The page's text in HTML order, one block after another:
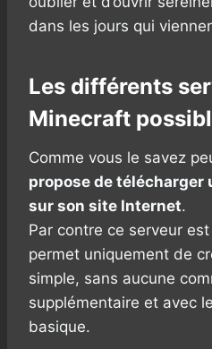
dans les jours qui
Les différents
Minecraft
Comme vous le savez
propose de
sur son site Internet.
Par contre ce serveur
permet uniquement de
simple, sans aucune
supplémentaire et avec
basique.